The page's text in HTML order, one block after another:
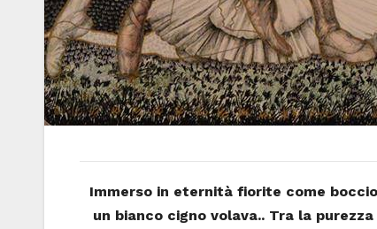
Immerso in eternità fiorite come
un bianco cigno volava.. Tra la